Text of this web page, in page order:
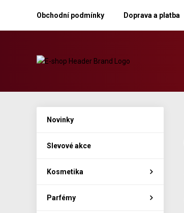
Obchodní podmínky Doprava a platba
Novinky
Slevové akce
Kosmetika
Parfémy